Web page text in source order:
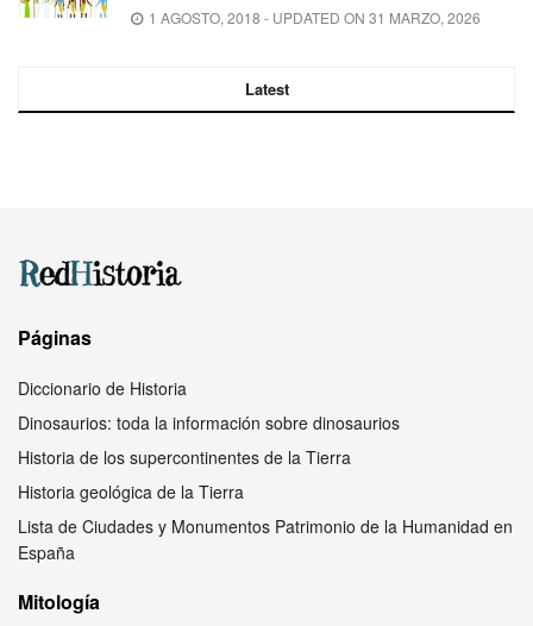
1 AGOSTO, 2018 - UPDATED ON 31 MARZO, 2026
Latest
Páginas
Diccionario de Historia
Dinosaurios: toda la información sobre dinosaurios
Historia de los supercontinentes de la Tierra
Historia geológica de la Tierra
Lista de Ciudades y Monumentos Patrimonio de la Humanidad en
España
Mitología